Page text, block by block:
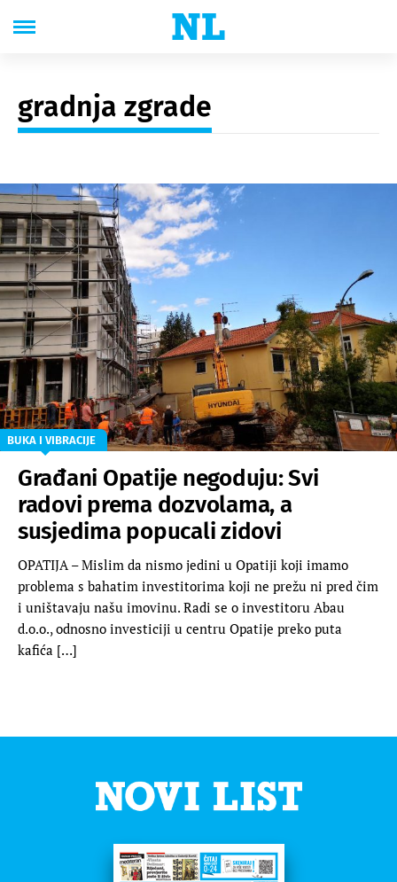
gradnja zgrade
BUKA I VIBRACIJE
Građani Opatije negoduju: Svi
radovi prema dozvolama, a
susjedima popucali zidovi
OPATIJA – Mislim da nismo jedini u Opatiji koji imamo
problema s bahatim investitorima koji ne prežu ni pred čim
i uništavaju našu imovinu. Radi se o investitoru Abau
d.o.o., odnosno investiciji u centru Opatije preko puta
kafića […]